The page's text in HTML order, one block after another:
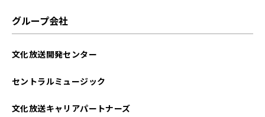
グループ会社
文化放送開発センター
セントラルミュージック
文化放送キャリアパートナーズ